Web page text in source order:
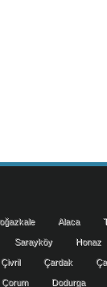
Alaca
Sarayköy Honaz
Çivril Çardak
Çorum Dodurga